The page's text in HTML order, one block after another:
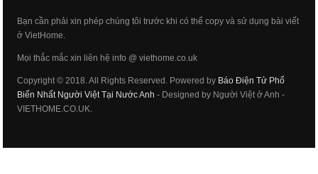
Bạn cần phải xin phép chúng tôi trước khi có thể copy và sử dụng bài viết
ở VietHome.
Mọi thắc mắc xin liên hệ info @ viethome.co.uk
Copyright © 2018. All Rights Reserved. Powered by Báo Điện Tử Phổ
Biến Nhất Người Việt Tại Nước Anh - Designed by Người Việt ở Anh -
VIETHOME.CO.UK.